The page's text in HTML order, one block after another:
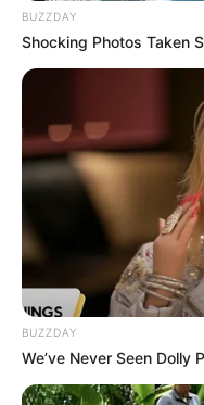
BUZZDAY
Shocking Photos Taken
BUZZDAY
We’ve Never Seen Dolly